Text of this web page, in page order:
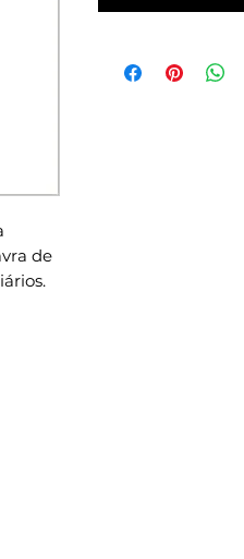
de